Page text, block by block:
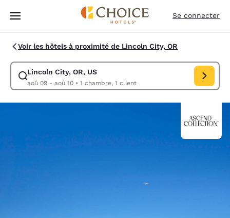
Sauter à Contenu Principal
Se connecter
Voir les hôtels à proximité de Lincoln City, OR
Lincoln City, OR, US
aoû 09 - aoû 10• 1 chambre, 1 client
Modifier la recherche pour Lincoln City, OR, US. Date d’arrivée aoû